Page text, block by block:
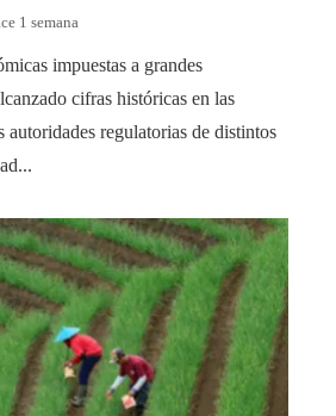
1 semana
impuestas a grandes
cifras históricas en las
autoridades regulatorias de distintos